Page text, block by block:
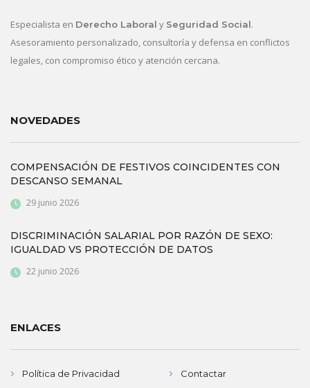
Especialista en Derecho Laboral y Seguridad Social.
Asesoramiento personalizado, consultoría y defensa en conflictos
legales, con compromiso ético y atención cercana.
NOVEDADES
COMPENSACIÓN DE FESTIVOS COINCIDENTES CON
DESCANSO SEMANAL
29 junio 2026
DISCRIMINACIÓN SALARIAL POR RAZÓN DE SEXO:
IGUALDAD VS PROTECCIÓN DE DATOS
22 junio 2026
ENLACES
Política de Privacidad Contactar